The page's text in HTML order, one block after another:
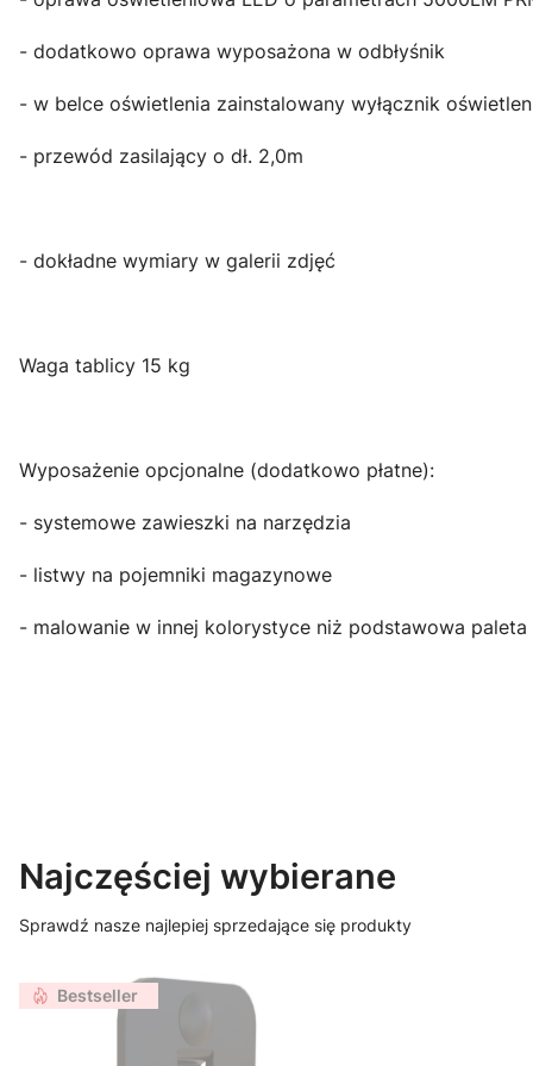
- dodatkowo oprawa wyposażona w odbłyśnik
- w belce oświetlenia zainstalowany wyłącznik
- przewód zasilający o dł. 2,0m
- dokładne wymiary w galerii zdjęć
Waga tablicy 15 kg
Wyposażenie opcjonalne (dodatkowo płatne):
- systemowe zawieszki na narzędzia
- listwy na pojemniki magazynowe
- malowanie w innej kolorystyce niż podstawowa paleta
Najczęściej wybierane
Sprawdź nasze najlepiej sprzedające się produkty
Bestseller